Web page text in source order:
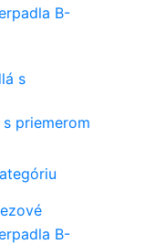
B-
priemerom
B-